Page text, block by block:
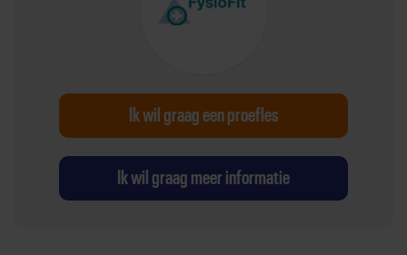
Ik wil graag een proefles
Ik wil graag meer informatie